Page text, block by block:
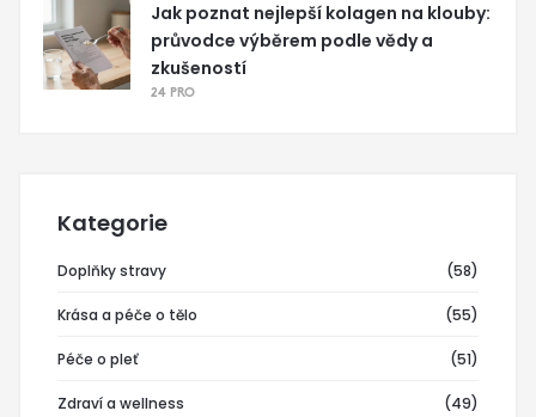
Jak poznat nejlepší kolagen na klouby:
průvodce výběrem podle vědy a
zkušeností
24 PRO
Kategorie
Doplňky stravy (58)
Krása a péče o tělo (55)
Péče o pleť (51)
Zdraví a wellness (49)